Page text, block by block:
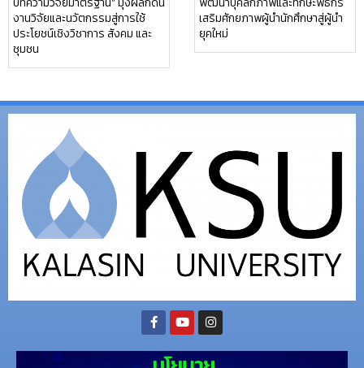
งานวิจัยและนวัตกรรมสู่การใช้
ประโยชน์เชิงวิชาการ สังคม และ
ชุมชน
เสริมศักยภาพผู้นำนักศึกษาสู่ผู้นำ
ยุคใหม่